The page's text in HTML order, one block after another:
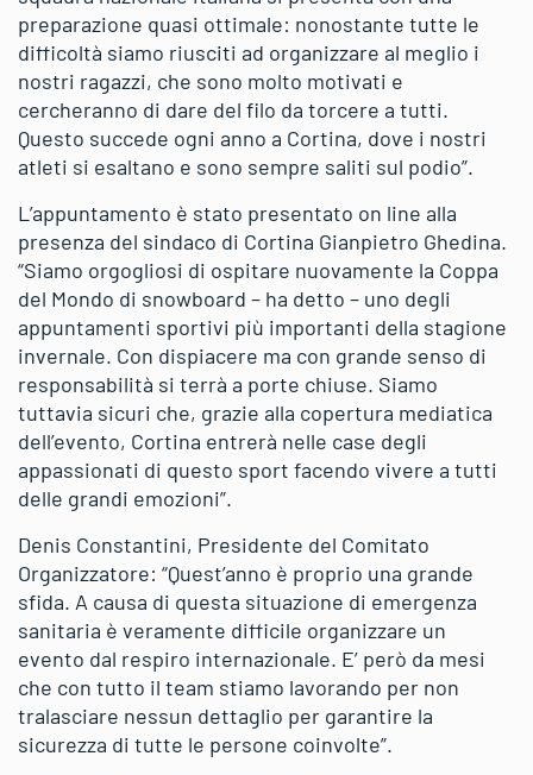
preparazione quasi ottimale: nonostante tutte le
difficoltà siamo riusciti ad organizzare al meglio i
nostri ragazzi, che sono molto motivati e
cercheranno di dare del filo da torcere a tutti.
Questo succede ogni anno a Cortina, dove i nostri
atleti si esaltano e sono sempre saliti sul podio”.
L’appuntamento è stato presentato on line alla
presenza del sindaco di Cortina Gianpietro Ghedina.
“Siamo orgogliosi di ospitare nuovamente la Coppa
del Mondo di snowboard – ha detto – uno degli
appuntamenti sportivi più importanti della stagione
invernale. Con dispiacere ma con grande senso di
responsabilità si terrà a porte chiuse. Siamo
tuttavia sicuri che, grazie alla copertura mediatica
dell’evento, Cortina entrerà nelle case degli
appassionati di questo sport facendo vivere a tutti
delle grandi emozioni”.
Denis Constantini, Presidente del Comitato
Organizzatore: “Quest’anno è proprio una grande
sfida. A causa di questa situazione di emergenza
sanitaria è veramente difficile organizzare un
evento dal respiro internazionale. E’ però da mesi
che con tutto il team stiamo lavorando per non
tralasciare nessun dettaglio per garantire la
sicurezza di tutte le persone coinvolte”.